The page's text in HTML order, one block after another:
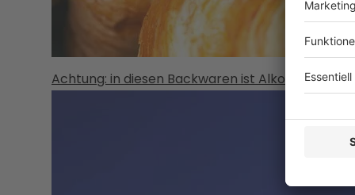
Achtung: in diesen Backwaren ist Alkohol